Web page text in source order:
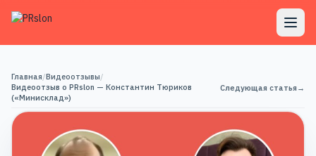
Главная/Видеоотзывы/
Видеоотзыв о PRslon — Константин Тюриков
(«Минисклад»)
Следующая статья→